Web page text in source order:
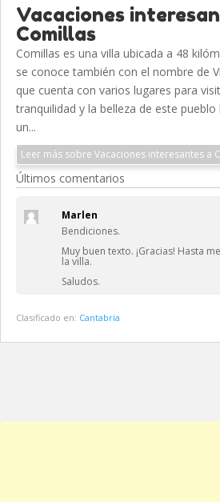
Vacaciones
Comillas
Comillas es una villa ubicada a 48
se conoce también con el nombre de
que cuenta con varios lugares para
tranquilidad y la belleza de este
un...
Leer más sobre Vacaciones interesantes a
Últimos comentarios
Marlen
Bendiciones.
Muy buen texto. ¡Gracias! Hasta
la villa.
Saludos.
Clasificado en: Cantabria